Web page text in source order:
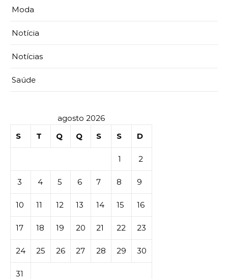
Moda
Notícia
Notícias
Saúde
agosto 2026
S
T Q Q S S D
1 2
3 4 5 6 7 8 9
10 11 12 13 14 15 16
17 18 19 20 21 22 23
24 25 26 27 28 29 30
31